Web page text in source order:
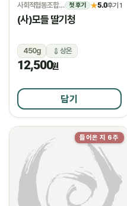
사회적협동조합 모들 첫 후기 ★5.0후기 1
(사)모들 딸기청
450g 상온
12,500원
담기
들어온 지 6주